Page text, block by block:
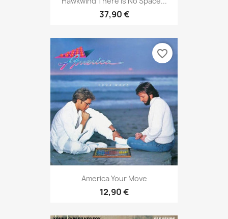
37,90 €
America Your Move
12,90 €
favorite_border